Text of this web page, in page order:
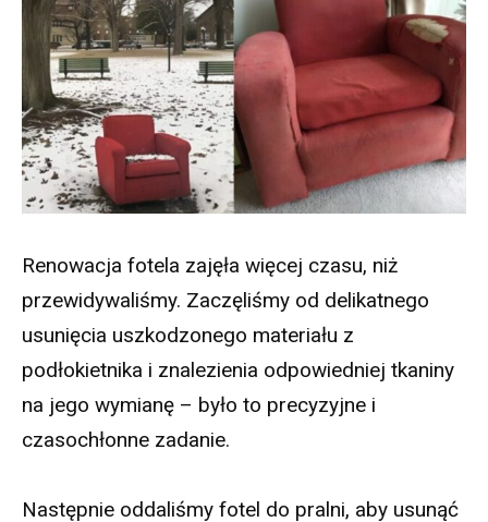
Renowacja fotela zajęła więcej czasu, niż
przewidywaliśmy. Zaczęliśmy od delikatnego
usunięcia uszkodzonego materiału z
podłokietnika i znalezienia odpowiedniej tkaniny
na jego wymianę – było to precyzyjne i
czasochłonne zadanie.
Następnie oddaliśmy fotel do pralni, aby usunąć